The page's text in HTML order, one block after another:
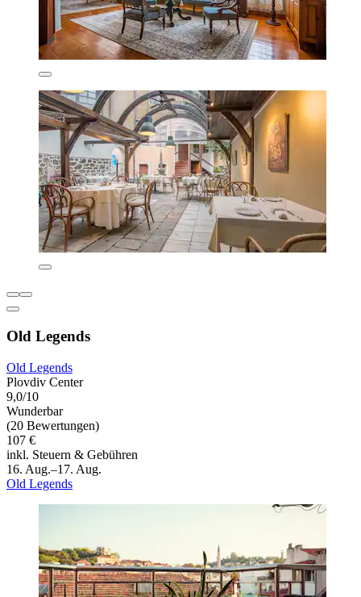
Old Legends
Old Legends
Plovdiv Center
9,0/10
Wunderbar
(20 Bewertungen)
107 €
inkl. Steuern & Gebühren
16. Aug.–17. Aug.
Old Legends